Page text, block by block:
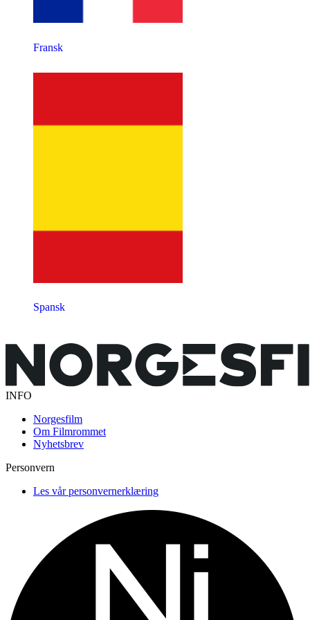
Fransk
Spansk
INFO
Norgesfilm
Om Filmrommet
Nyhetsbrev
Personvern
Les vår personvernerklæring